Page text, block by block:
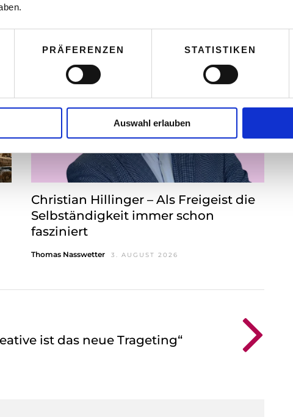
PRÄFERENZEN STATISTIKEN
Auswahl erlauben
Christian Hillinger – Als Freigeist die
Selbständigkeit immer schon
fasziniert
Thomas Nasswetter 3. AUGUST 2026
ist das neue Trageting“